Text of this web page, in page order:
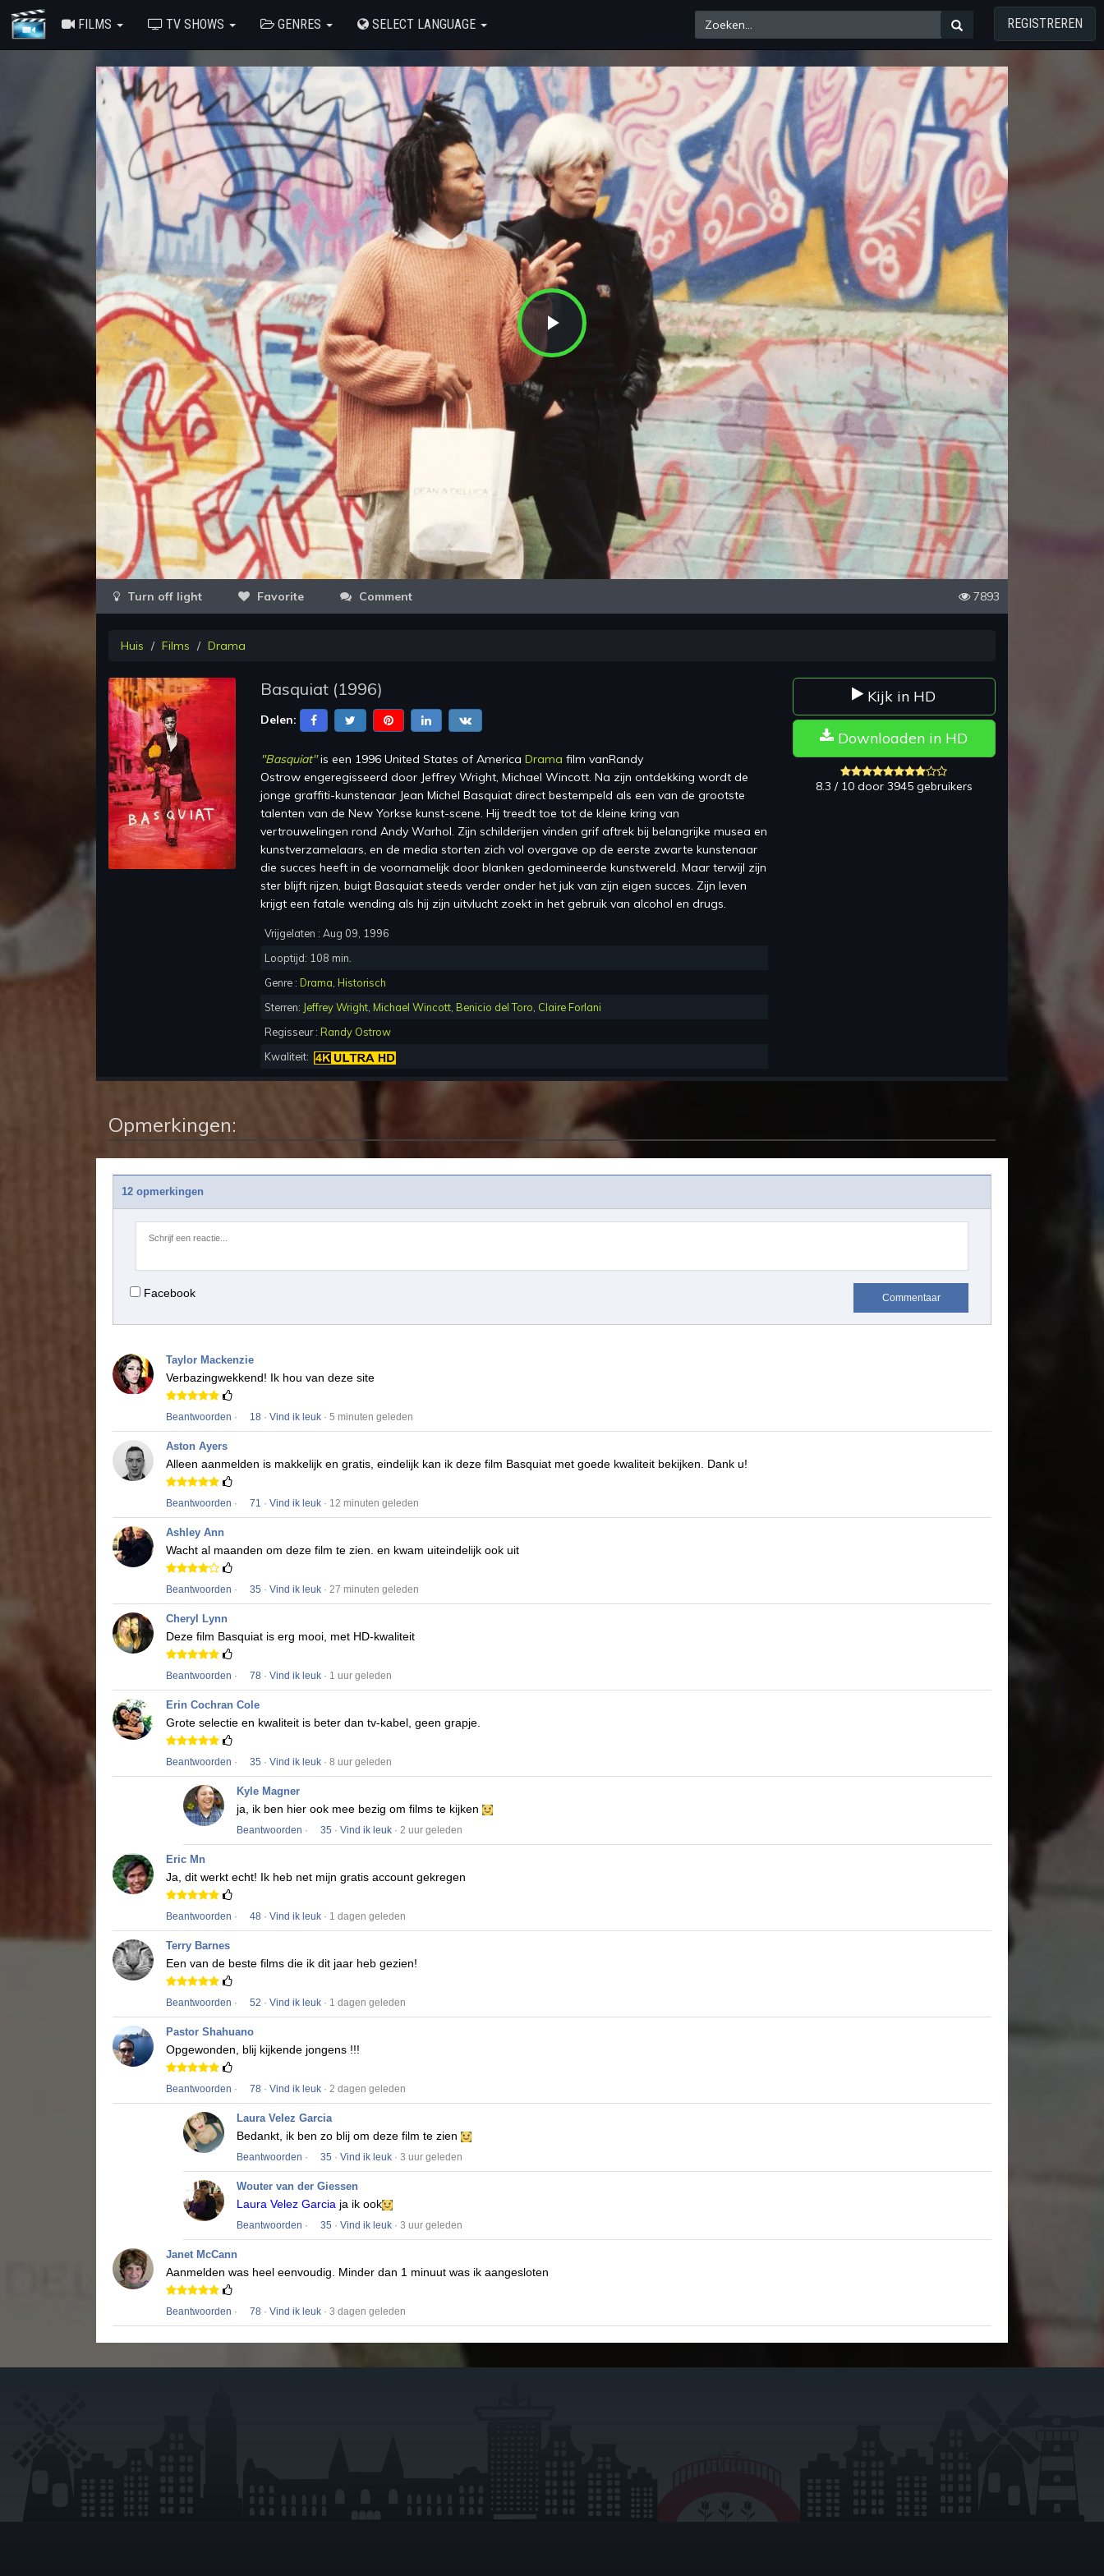
FILMS TV SHOWS GENRES SELECT LANGUAGE REGISTREREN
Play
Video
Favorite Comment 7893
Huis Films Drama
Basquiat (1996)
Delen:
"Basquiat"is een 1996 United States of America Drama film vanRandy
Ostrow engeregisseerd door Jeffrey Wright, Michael Wincott. Na zijn ontdekking wordt de
jonge graffiti-kunstenaar Jean Michel Basquiat direct bestempeld als een van de grootste
talenten van de New Yorkse kunst-scene. Hij treedt toe tot de kleine kring van
vertrouwelingen rond Andy Warhol. Zijn schilderijen vinden grif aftrek bij belangrijke musea en
kunstverzamelaars, en de media storten zich vol overgave op de eerste zwarte kunstenaar
die succes heeft in de voornamelijk door blanken gedomineerde kunstwereld. Maar terwijl zijn
ster blijft rijzen, buigt Basquiat steeds verder onder het juk van zijn eigen succes. Zijn leven
krijgt een fatale wending als hij zijn uitvlucht zoekt in het gebruik van alcohol en drugs.
Vrijgelaten : Aug 09, 1996
Looptijd: 108 min.
Genre : Drama, Historisch
Sterren: Jeffrey Wright, Michael Wincott, Benicio del Toro, Claire Forlani
Regisseur : Randy Ostrow
Kwaliteit:
Kijk in HD
Downloaden in HD
8.3 / 10 door 3945 gebruikers
Opmerkingen:
12 opmerkingen
Facebook Commentaar
Taylor Mackenzie
Verbazingwekkend! Ik hou van deze site
Beantwoorden · 18 · Vind ik leuk · 5 minuten geleden
Aston Ayers
Alleen aanmelden is makkelijk en gratis, eindelijk kan ik deze film Basquiat met goede kwaliteit bekijken. Dank u!
Beantwoorden · 71 · Vind ik leuk · 12 minuten geleden
Ashley Ann
Wacht al maanden om deze film te zien. en kwam uiteindelijk ook uit
Beantwoorden · 35 · Vind ik leuk · 27 minuten geleden
Cheryl Lynn
Deze film Basquiat is erg mooi, met HD-kwaliteit
Beantwoorden · 78 · Vind ik leuk · 1 uur geleden
Erin Cochran Cole
Grote selectie en kwaliteit is beter dan tv-kabel, geen grapje.
Beantwoorden · 35 · Vind ik leuk · 8 uur geleden
Kyle Magner
ja, ik ben hier ook mee bezig om films te kijken
Beantwoorden · 35 · Vind ik leuk · 2 uur geleden
Eric Mn
Ja, dit werkt echt! Ik heb net mijn gratis account gekregen
Beantwoorden · 48 · Vind ik leuk · 1 dagen geleden
Terry Barnes
Een van de beste films die ik dit jaar heb gezien!
Beantwoorden · 52 · Vind ik leuk · 1 dagen geleden
Pastor Shahuano
Opgewonden, blij kijkende jongens !!!
Beantwoorden · 78 · Vind ik leuk · 2 dagen geleden
Laura Velez Garcia
Bedankt, ik ben zo blij om deze film te zien
Beantwoorden · 35 · Vind ik leuk · 3 uur geleden
Wouter van der Giessen
Laura Velez Garcia ja ik ook
Beantwoorden · 35 · Vind ik leuk · 3 uur geleden
Janet McCann
Aanmelden was heel eenvoudig. Minder dan 1 minuut was ik aangesloten
Beantwoorden · 78 · Vind ik leuk · 3 dagen geleden